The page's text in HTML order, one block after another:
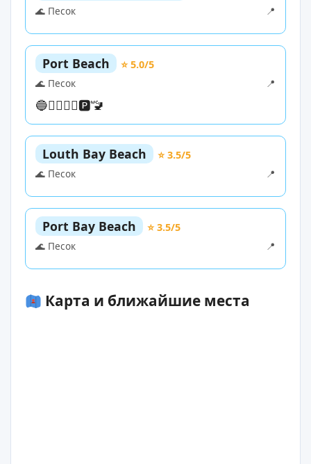
🌊 Песок
📍
Port Beach
⭐ 5.0/5
🌊 Песок
📍
🔵🏊‍♀️🏄‍♀️🅿️🚾
Louth Bay Beach
⭐ 3.5/5
🌊 Песок
📍
Port Bay Beach
⭐ 3.5/5
🌊 Песок
📍
Карта и ближайшие места